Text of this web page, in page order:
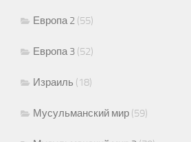
Европа 2 (55)
Европа 3 (52)
Израиль (18)
Мусульманский мир (59)